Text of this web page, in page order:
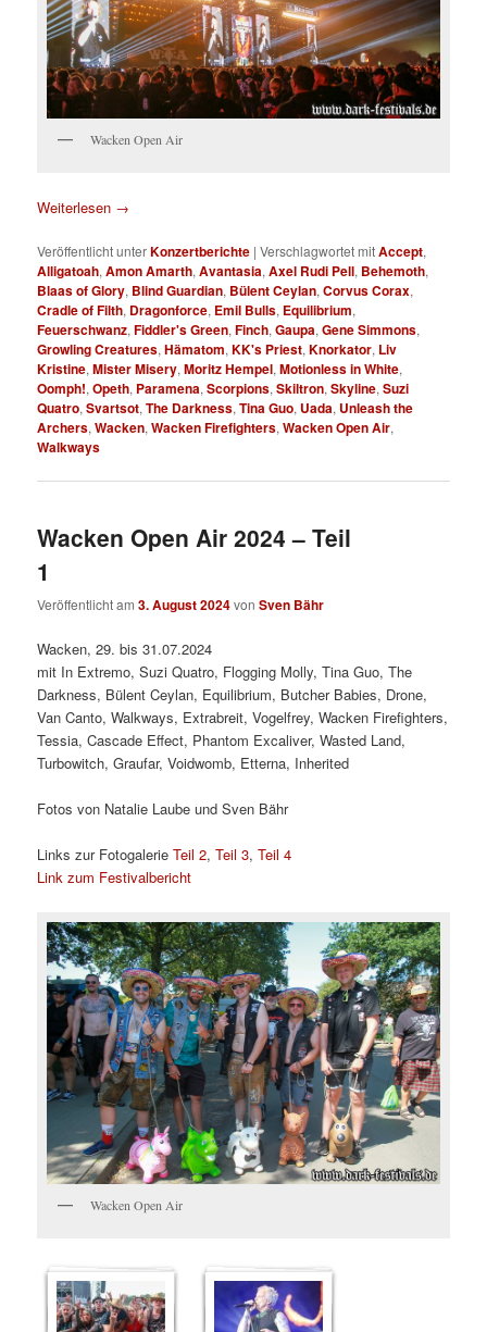
Wacken Open Air
Weiterlesen →
Veröffentlicht unterKonzertberichte |Verschlagwortet mitAccept,
Alligatoah,Amon Amarth,Avantasia,Axel Rudi Pell, Behemoth,
Blaas of Glory, Blind Guardian, Bülent Ceylan,Corvus Corax,
Cradle of Filth, Dragonforce, Emil Bulls, Equilibrium,
Feuerschwanz,Fiddler's Green,Finch,Gaupa,Gene Simmons,
Growling Creatures,Hämatom,KK's Priest,Knorkator, Liv
Kristine,Mister Misery,Moritz Hempel,Motionless in White,
Oomph!,Opeth, Paramena,Scorpions,Skiltron,Skyline,Suzi
Quatro,Svartsot,The Darkness,Tina Guo, Uada, Unleash the
Archers,Wacken,Wacken Firefighters,Wacken Open Air,
Walkways
Wacken Open Air 2024 – Teil
1
Veröffentlicht am3. August 2024vonSven Bähr
Wacken, 29. bis 31.07.2024
mit In Extremo, Suzi Quatro, Flogging Molly, Tina Guo, The
Darkness, Bülent Ceylan, Equilibrium, Butcher Babies, Drone,
Van Canto, Walkways, Extrabreit, Vogelfrey, Wacken Firefighters,
Tessia, Cascade Effect, Phantom Excaliver, Wasted Land,
Turbowitch, Graufar, Voidwomb, Etterna, Inherited
Fotos von Natalie Laube und Sven Bähr
Links zur FotogalerieTeil 2,Teil 3,Teil 4
Link zum Festivalbericht
Wacken Open Air